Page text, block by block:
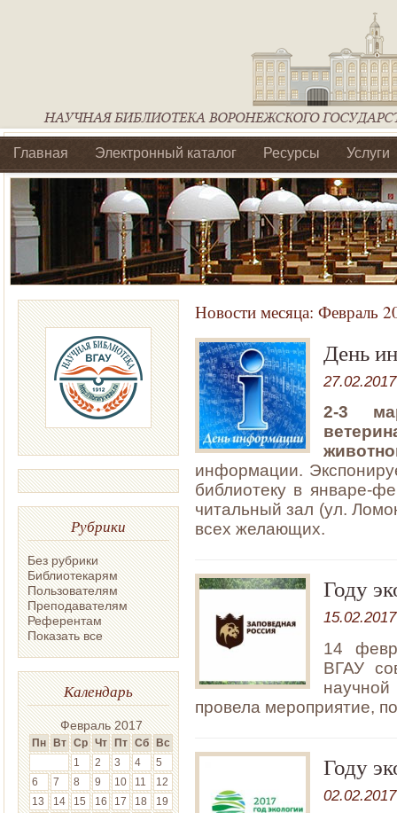
Главная Электронный каталог Ресурсы Услуги
Библиотеки регионального отделения Ассоциации
Рубрики
Без рубрики
Библиотекарям
Пользователям
Преподавателям
Референтам
Показать все
Календарь
Февраль 2017
Пн Вт Ср Чт Пт Сб Вс
1
2 3 4
5
6
7 8 9 10 11
12
13
14 15 16 17 18
19
Новости месяца: Февраль
День
27.02.2017
2-3
информации.
библиотеку в январе-
читальный зал (ул.
всех желающих.
Году
15.02.2017
14
ВГАУ
провела мероприятие,
Году
02.02.2017